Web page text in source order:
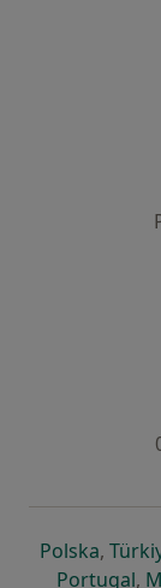
Polskase
,
Portugal,